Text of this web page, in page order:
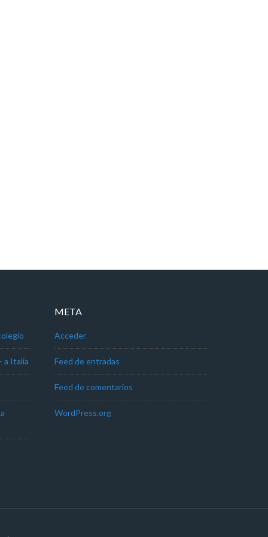
a Italia
META
Acceder
Feed de entradas
Feed de comentarios
WordPress.org